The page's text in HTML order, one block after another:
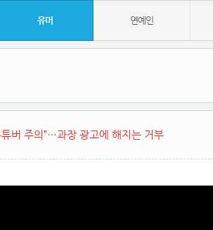
유머 연예인
튜버 주의”…과장 광고에 해지는 거부